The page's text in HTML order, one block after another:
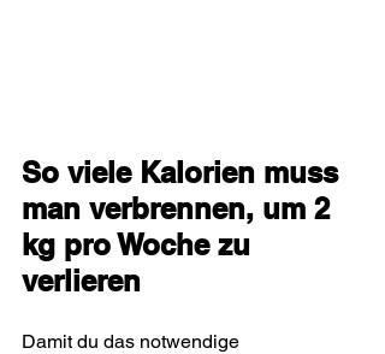
So viele Kalorien muss
man verbrennen, um 2
kg pro Woche zu
verlieren
Damit du das notwendige